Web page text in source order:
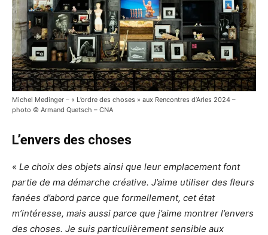
Michel Medinger – « L’ordre des choses » aux Rencontres d’Arles 2024 –
photo © Armand Quetsch – CNA
L’envers des choses
« Le choix des objets ainsi que leur emplacement font
partie de ma démarche créative. J’aime utiliser des fleurs
fanées d’abord parce que formellement, cet état
m’intéresse, mais aussi parce que j’aime montrer l’envers
des choses. Je suis particulièrement sensible aux